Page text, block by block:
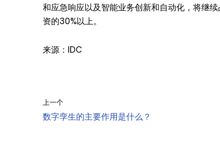
和应急响应以及智能业务创新和自动化，将继
资的30%以上。
来源：IDC
上一个
数字孪生的主要作用是什么？